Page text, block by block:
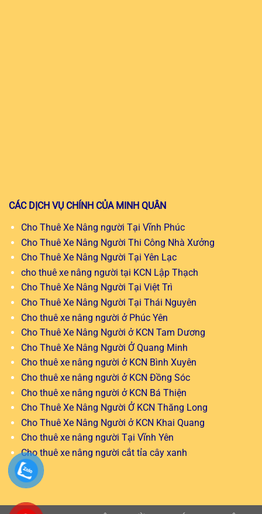
CÁC DỊCH VỤ CHÍNH CỦA MINH QUÂN
Cho Thuê Xe Nâng người Tại Vĩnh Phúc
Cho Thuê Xe Nâng Người Thi Công Nhà Xưởng
Cho Thuê Xe Nâng Người Tại Yên Lạc
cho thuê xe nâng người tại KCN Lập Thạch
Cho Thuê Xe Nâng Người Tại Việt Trì
Cho Thuê Xe Nâng Người Tại Thái Nguyên
Cho thuê xe nâng người ở Phúc Yên
Cho Thuê Xe Nâng Người ở KCN Tam Dương
Cho Thuê Xe Nâng Người Ở Quang Minh
Cho thuê xe nâng người ở KCN Bình Xuyên
Cho thuê xe nâng người ở KCN Đồng Sóc
Cho thuê xe nâng người ở KCN Bá Thiện
Cho Thuê Xe Nâng Người Ở KCN Thăng Long
Cho Thuê Xe Nâng Người ở KCN Khai Quang
Cho thuê xe nâng người Tại Vĩnh Yên
Cho thuê xe nâng người cắt tỉa cây xanh